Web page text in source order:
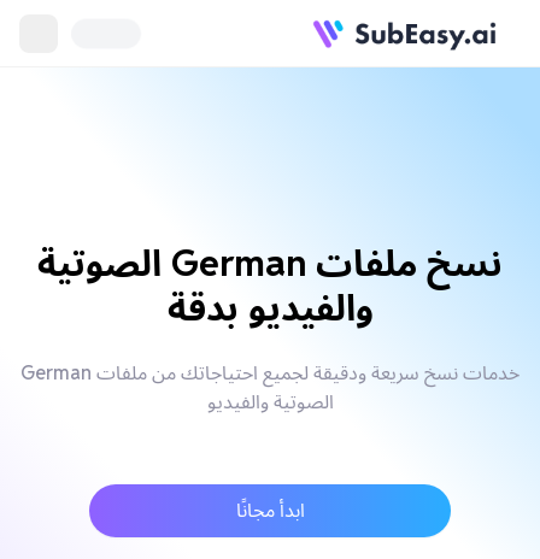
نسخ ملفات German الصوتية
والفيديو بدقة
خدمات نسخ سريعة ودقيقة لجميع احتياجاتك من ملفات German
الصوتية والفيديو
ابدأ مجانًا